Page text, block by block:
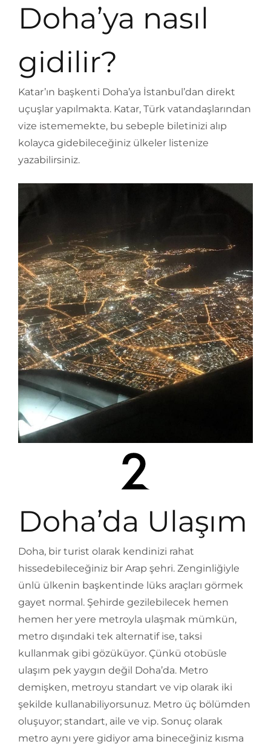
Doha’ya nasıl
gidilir?
Katar’ın başkenti Doha’ya İstanbul’dan direkt
uçuşlar yapılmakta. Katar, Türk vatandaşlarından
vize istememekte, bu sebeple biletinizi alıp
kolayca gidebileceğiniz ülkeler listenize
yazabilirsiniz.
Doha’da Ulaşım
Doha, bir turist olarak kendinizi rahat
hissedebileceğiniz bir Arap şehri. Zenginliğiyle
ünlü ülkenin başkentinde lüks araçları görmek
gayet normal. Şehirde gezilebilecek hemen
hemen her yere metroyla ulaşmak mümkün,
metro dışındaki tek alternatif ise, taksi
kullanmak gibi gözüküyor. Çünkü otobüsle
ulaşım pek yaygın değil Doha’da. Metro
demişken, metroyu standart ve vip olarak iki
şekilde kullanabiliyorsunuz. Metro üç bölümden
oluşuyor; standart, aile ve vip. Sonuç olarak
metro aynı yere gidiyor ama bineceğiniz kısma